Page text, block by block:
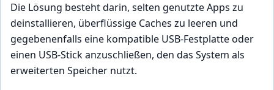
Die Lösung besteht darin, selten genutzte Apps zu
deinstallieren, überflüssige Caches zu leeren und
gegebenenfalls eine kompatible USB-Festplatte oder
einen USB-Stick anzuschließen, den das System als
erweiterten Speicher nutzt.